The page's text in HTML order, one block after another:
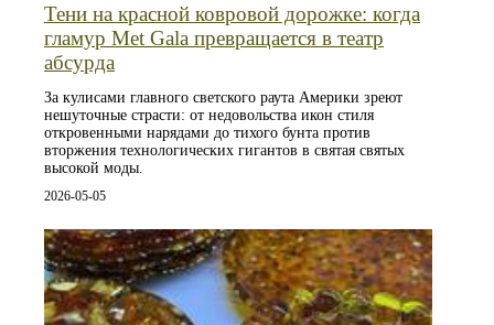
Тени на красной ковровой дорожке: когда
гламур Met Gala превращается в театр
абсурда
За кулисами главного светского раута Америки зреют
нешуточные страсти: от недовольства икон стиля
откровенными нарядами до тихого бунта против
вторжения технологических гигантов в святая святых
высокой моды.
2026-05-05